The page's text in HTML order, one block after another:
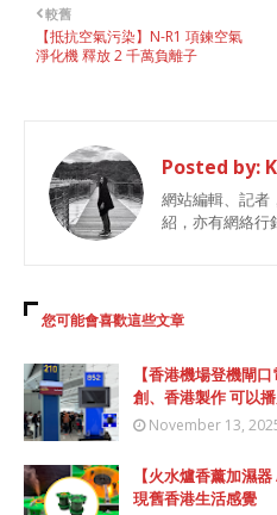
較舊
【抵抗空氣污染】N-R1 項鍊空氣
淨化機 釋放 2 千萬負離子
Posted by:
網站編輯、記者
紹，亦有網絡行
您可能會喜歡這些文章
【香港機場登機閘
創、香港製作 可以
November 13,
【火水爐香薰加濕
現舊香港生活感覺